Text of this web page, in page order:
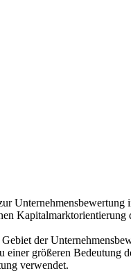
der
größeren
verwendet.